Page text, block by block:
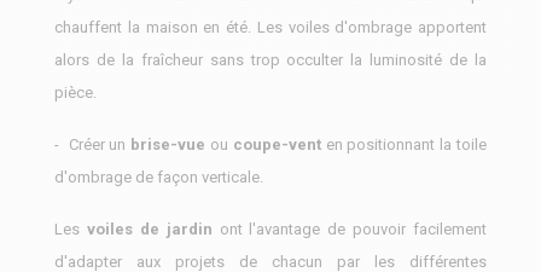
chauffent la maison en été. Les voiles d'ombrage apportent
alors de la fraîcheur sans trop occulter la luminosité de la
pièce.
- Créer un brise-vue ou coupe-venten positionnant la toile
d'ombrage de façon verticale.
Les voiles de jardin ont l'avantage de pouvoir facilement
d'adapter aux projets de chacun par les différentes